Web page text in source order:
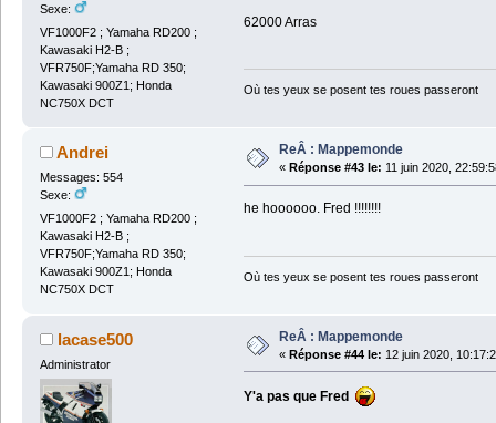
Sexe:
VF1000F2 ; Yamaha RD200 ;
Kawasaki H2-B ;
VFR750F;Yamaha RD 350;
Kawasaki 900Z1; Honda
NC750X DCT
62000 Arras
Où tes yeux se posent tes roues passeront
Andrei
Messages: 554
Sexe:
VF1000F2 ; Yamaha RD200 ;
Kawasaki H2-B ;
VFR750F;Yamaha RD 350;
Kawasaki 900Z1; Honda
NC750X DCT
ReÂ : Mappemonde
« Réponse #43 le: 11 juin 2020,
he hoooooo. Fred !!!!!!!!
Où tes yeux se posent tes roues passeront
lacase500
Administrator
ReÂ : Mappemonde
« Réponse #44 le: 12 juin 2020,
Y'a pas que Fred